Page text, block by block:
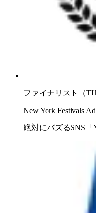
ファイナリスト（
New York Festivals
絶対にバズるSNS「